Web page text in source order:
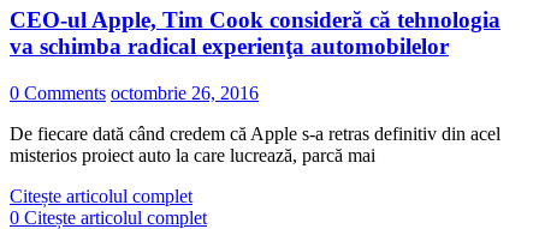
CEO-ul Apple, Tim Cook consideră că tehnologia
va schimba radical experienţa automobilelor
0 Comments octombrie 26, 2016
De fiecare dată când credem că Apple s-a retras definitiv din acel
misterios proiect auto la care lucrează, parcă mai
Citește articolul complet
0 Citește articolul complet